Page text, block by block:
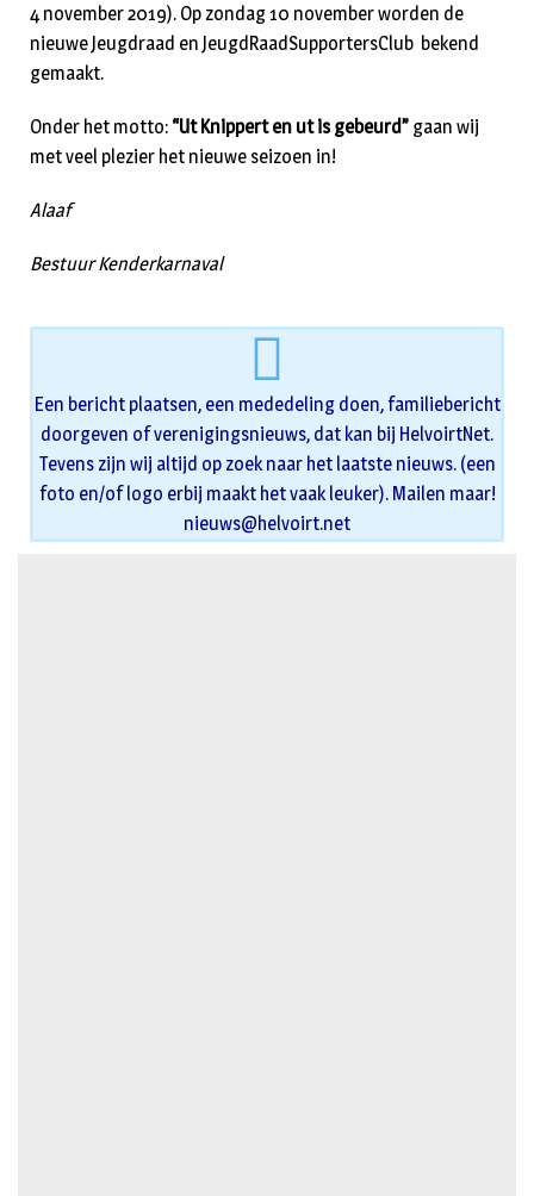
4 november 2019). Op zondag 10 november worden de
nieuwe Jeugdraad en JeugdRaadSupportersClub bekend
gemaakt.
Onder het motto: “Ut Knippert en ut is gebeurd” gaan wij
met veel plezier het nieuwe seizoen in!
Alaaf
Bestuur Kenderkarnaval
Een bericht plaatsen, een mededeling doen, familiebericht
doorgeven of verenigingsnieuws, dat kan bij HelvoirtNet.
Tevens zijn wij altijd op zoek naar het laatste nieuws. (een
foto en/of logo erbij maakt het vaak leuker). Mailen maar!
nieuws@helvoirt.net